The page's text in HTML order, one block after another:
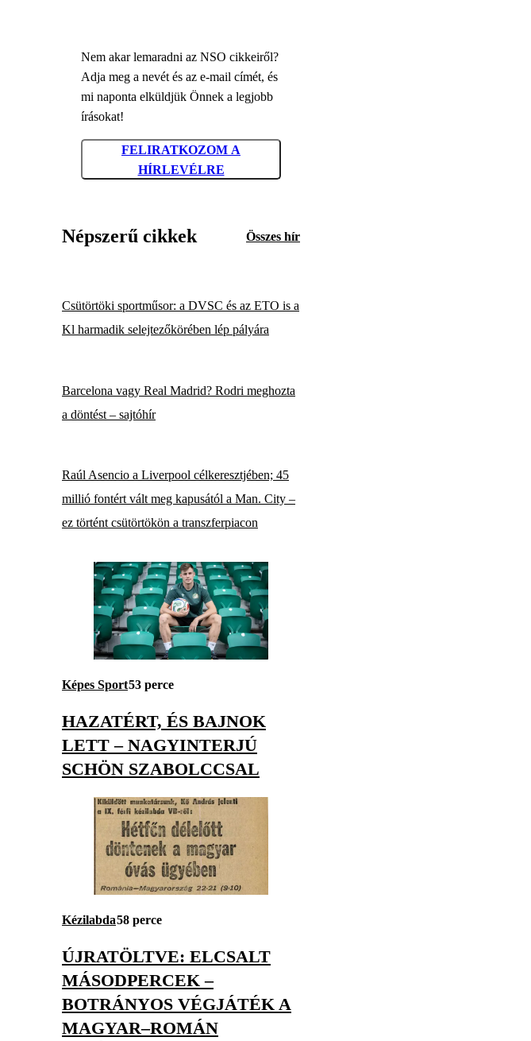
Nem akar lemaradni az NSO cikkeiről?
Adja meg a nevét és az e-mail címét, és
mi naponta elküldjük Önnek a legjobb
írásokat!
FELIRATKOZOM A
HÍRLEVÉLRE
Népszerű cikkek Összes hír
Csütörtöki sportműsor: a DVSC és az ETO is a
Kl harmadik selejtezőkörében lép pályára
Barcelona vagy Real Madrid? Rodri meghozta
a döntést – sajtóhír
Raúl Asencio a Liverpool célkeresztjében; 45
millió fontért vált meg kapusától a Man. City –
ez történt csütörtökön a transzferpiacon
Képes Sport53 perce
HAZATÉRT, ÉS BAJNOK
LETT – NAGYINTERJÚ
SCHÖN SZABOLCCSAL
Kézilabda58 perce
ÚJRATÖLTVE: ELCSALT
MÁSODPERCEK –
BOTRÁNYOS VÉGJÁTÉK A
MAGYAR–ROMÁN